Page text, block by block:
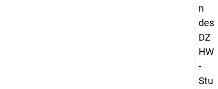
n
des
DZ
HW
-
Stu